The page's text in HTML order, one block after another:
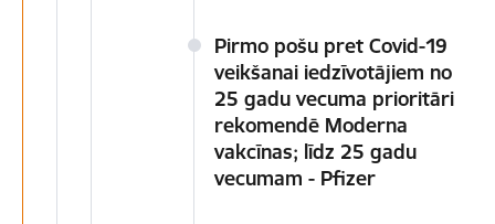
Pirmo pošu pret Covid-19
veikšanai iedzīvotājiem no
25 gadu vecuma prioritāri
rekomendē Moderna
vakcīnas; līdz 25 gadu
vecumam - Pfizer